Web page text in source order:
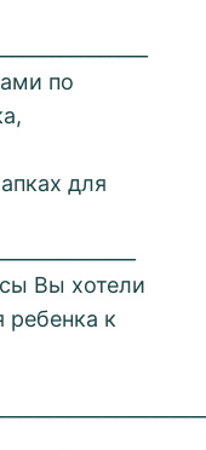
по
для
Вы хотели
ребенка к